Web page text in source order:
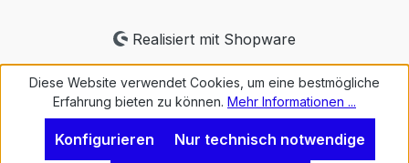
Realisiert mit Shopware
Diese Website verwendet Cookies, um eine bestmögliche
Erfahrung bieten zu können. Mehr Informationen ...
Nur technisch notwendige
Konfigurieren